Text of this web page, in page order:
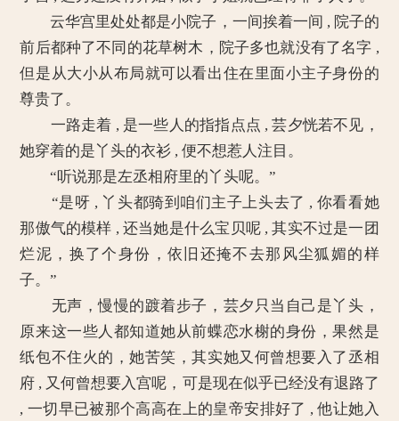
云华宫里处处都是小院子，一间挨着一间 , 院子的
前后都种了不同的花草树木，院子多也就没有了名字 ,
但是从大小从布局就可以看出住在里面小主子身份的
尊贵了。
一路走着 , 是一些人的指指点点 , 芸夕恍若不见，
她穿着的是丫头的衣衫 , 便不想惹人注目。
“听说那是左丞相府里的丫头呢。”
“是呀 , 丫头都骑到咱们主子上头去了 , 你看看她
那傲气的模样 , 还当她是什么宝贝呢 , 其实不过是一团
烂泥，换了个身份，依旧还掩不去那风尘狐媚的样
子。”
无声，慢慢的踱着步子，芸夕只当自己是丫头，
原来这一些人都知道她从前蝶恋水榭的身份，果然是
纸包不住火的，她苦笑，其实她又何曾想要入了丞相
府 , 又何曾想要入宫呢，可是现在似乎已经没有退路了
, 一切早已被那个高高在上的皇帝安排好了 , 他让她入